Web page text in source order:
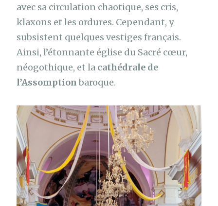
avec sa circulation chaotique, ses cris,
klaxons et les ordures. Cependant, y
subsistent quelques vestiges français.
Ainsi, l’étonnante église du Sacré cœur,
néogothique, et la cathédrale de
l’Assomptionbaroque.